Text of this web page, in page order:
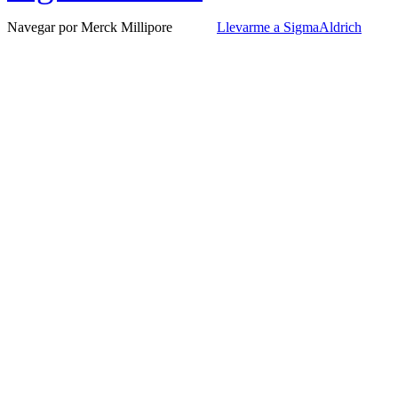
Navegar por Merck Millipore Llevarme a SigmaAldrich